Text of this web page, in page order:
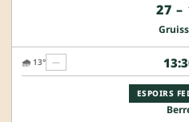
27 –
ESPOIRS
🌧️ 13° —